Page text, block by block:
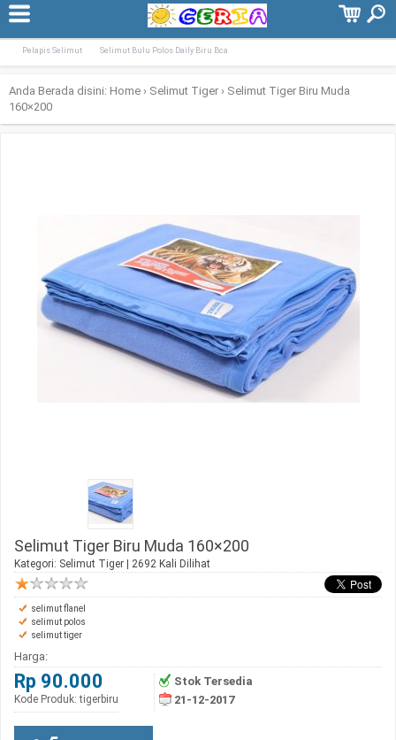
Terpopuler:
Pelapis Selimut Selimut Bulu Polos Daily Biru Bca
Anda Berada disini: Home › Selimut Tiger › Selimut Tiger Biru Muda
160×200
Selimut Tiger Biru Muda 160×200
Kategori: Selimut Tiger | 2692 Kali Dilihat
selimut flanel
selimut polos
selimut tiger
Harga:
Rp 90.000
Kode Produk: tigerbiru
Stok Tersedia
21-12-2017